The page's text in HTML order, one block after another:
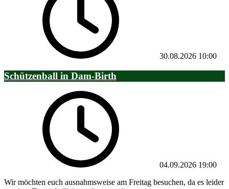
30.08.2026 10:00
Schützenball in Dam-Birth
04.09.2026 19:00
Wir möchten euch ausnahmsweise am Freitag besuchen, da es leider